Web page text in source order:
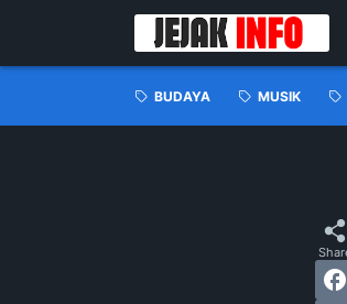
BUDAYA MUSIK